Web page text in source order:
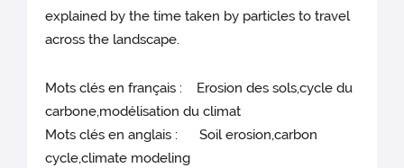
explained by the time taken by particles to travel
across the landscape.
Mots clés en français : Erosion des sols,cycle du
carbone,modélisation du climat
Mots clés en anglais : Soil erosion,carbon
cycle,climate modeling